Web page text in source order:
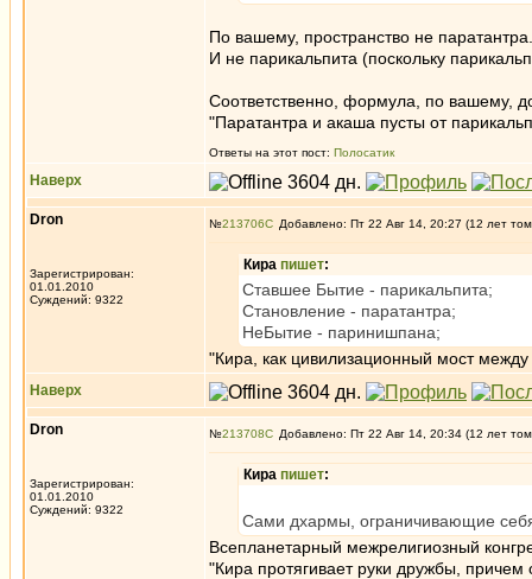
По вашему, пространство не
И не парикальпита (поскольку
Соответственно, формула, по вашему,
"Паратантра и акаша пусты от
Ответы на этот пост: Полосатик
Наверх
Dron
Зарегистрирован:
01.01.2010
Суждений: 9322
№213706 Добавлено: Пт 22 Авг 14, 20:27 (12 лет
Кира пишет:
Ставшее Бытие - парикальпита;
Становление - паратантра;
НеБытие - паринишпана;
"Кира, как цивилизационный мост
Наверх
Dron
Зарегистрирован:
01.01.2010
Суждений: 9322
№213708 Добавлено: Пт 22 Авг 14, 20:34 (12 лет
Кира пишет:
Сами дхармы, ограничивающие
Всепланетарный межрелигиозный
"Кира протягивает руки дружбы,